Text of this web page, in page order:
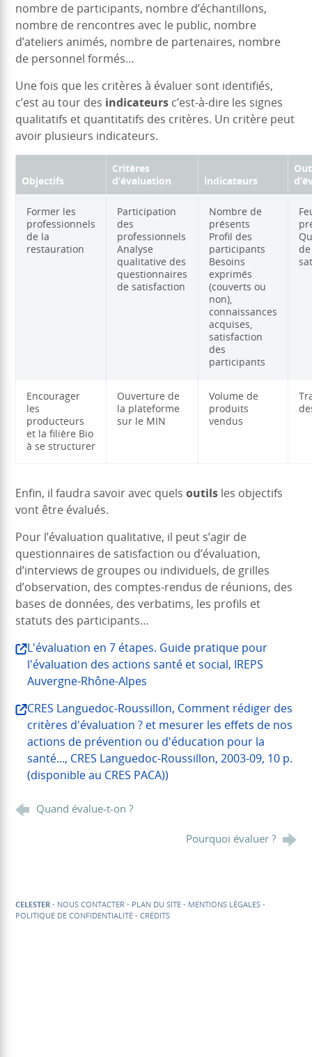
nombre de participants, nombre d’échantillons,
nombre de rencontres avec le public, nombre
d’ateliers animés, nombre de partenaires, nombre
de personnel formés…
Une fois que les critères à évaluer sont identifiés,
c’est au tour des indicateurs c’est-à-dire les signes
qualitatifs et quantitatifs des critères. Un critère peut
avoir plusieurs indicateurs.
Objectifs
Critères
d’évaluation
indicateurs
Former les
professionnels
de la
restauration
Participation
des
professionnels
Analyse
qualitative des
questionnaires
de satisfaction
Nombre de
présents
Profil des
participants
Besoins
exprimés
(couverts ou
non),
connaissances
acquises,
satisfaction
des
participants
de
Encourager
les
producteurs
et la filière Bio
à se structurer
Ouverture de
la plateforme
sur le MIN
Volume de
produits
vendus
Enfin, il faudra savoir avec quelsoutils les objectifs
vont être évalués.
Pour l’évaluation qualitative, il peut s’agir de
questionnaires de satisfaction ou d’évaluation,
d’interviews de groupes ou individuels, de grilles
d’observation, des comptes-rendus de réunions, des
bases de données, des verbatims, les profils et
statuts des participants…
L'évaluation en 7 étapes. Guide pratique pour
l'évaluation des actions santé et social, IREPS
Auvergne-Rhône-Alpes
CRES Languedoc-Roussillon, Comment rédiger des
critères d'évaluation ? et mesurer les effets de nos
actions de prévention ou d'éducation pour la
santé..., CRES Languedoc-Roussillon, 2003-09, 10 p.
(disponible au CRES PACA))
Quand évalue-t-on ?
Pourquoi évaluer ?
CELESTER - NOUS CONTACTER - PLAN DU SITE - MENTIONS LÉGALES -
POLITIQUE DE CONFIDENTIALITÉ -CRÉDITS